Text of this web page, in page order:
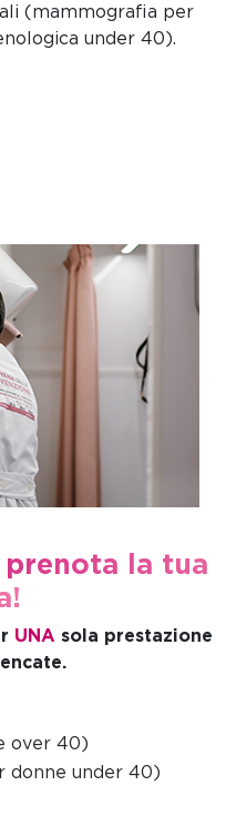
(mammografia per
under 40).
la tua
UNA sola prestazione
donne over 40)
donne under 40)